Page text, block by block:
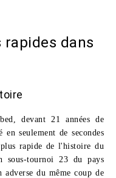
dans
devant 21 années de
en seulement de secondes
rapide de l'histoire du
tournoi 23 du pays
du même coup de